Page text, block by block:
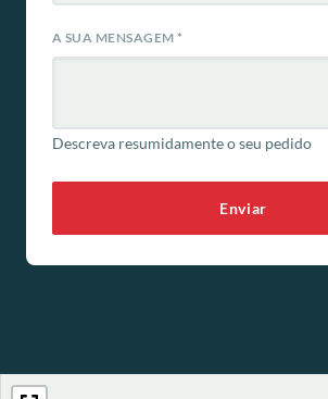
A SUA MENSAGEM*
Descreva resumidamente o seu pedido
Enviar